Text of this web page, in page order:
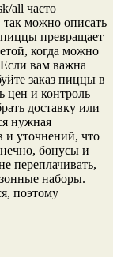
all часто
можно описать
пиццы превращает
когда можно
вам важна
заказ пиццы в
цен и контроль
доставку или
нужная
и уточнений, что
бонусы и
переплачивать,
наборы.
поэтому